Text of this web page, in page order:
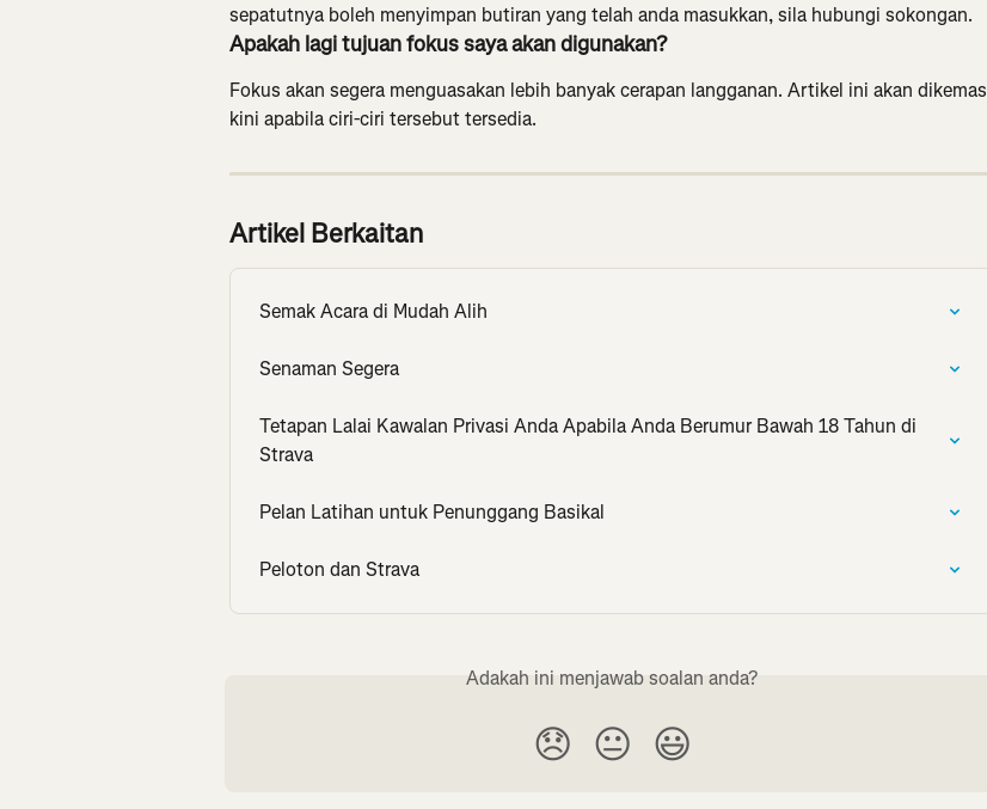
sepatutnya boleh menyimpan butiran yang telah anda masukkan, sila hubungi sokongan.
Apakah lagi tujuan fokus saya akan digunakan?
Fokus akan segera menguasakan lebih banyak cerapan langganan. Artikel ini akan dikemas
kini apabila ciri-ciri tersebut tersedia.
Artikel Berkaitan
Semak Acara di Mudah Alih
Senaman Segera
Tetapan Lalai Kawalan Privasi Anda Apabila Anda Berumur Bawah 18 Tahun di
Strava
Pelan Latihan untuk Penunggang Basikal
Peloton dan Strava
Adakah ini menjawab soalan anda?
😞 😐 😃